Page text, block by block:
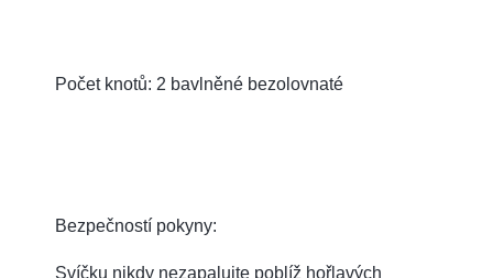
Počet knotů: 2 bavlněné bezolovnaté
Bezpečností pokyny:
Svíčku nikdy nezapalujte poblíž hořlavých